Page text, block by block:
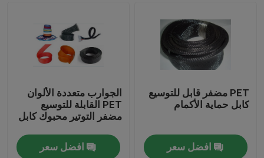
PET مضفر قابل للتوسيع
كابل حماية الأكمام
افضل سعر
الجوارب متعددة الألوان
PET القابلة للتوسيع
مضفر التوتير محبوك كابل
افضل سعر